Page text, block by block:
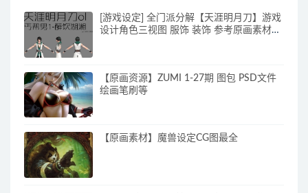
[游戏设定] 全门派分解【天涯明月刀】游戏
设计角色三视图 服饰 装饰 参考原画素材
【原画资源】ZUMI 1-27期 图包 PSD文件
绘画笔刷等
【原画素材】魔兽设定CG图最全